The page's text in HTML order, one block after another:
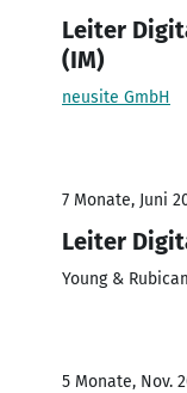
Leiter
(IM)
neusite GmbH
7 Monate, Juni
Leiter
Young &
5 Monate, Nov.